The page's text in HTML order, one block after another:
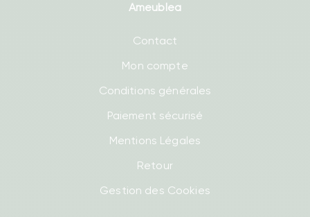
Ameublea
Contact
Mon compte
Conditions générales
Paiement sécurisé
Mentions Légales
Retour
Gestion des Cookies